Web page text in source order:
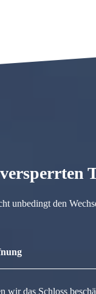
unbedingt den
wir das Schloss